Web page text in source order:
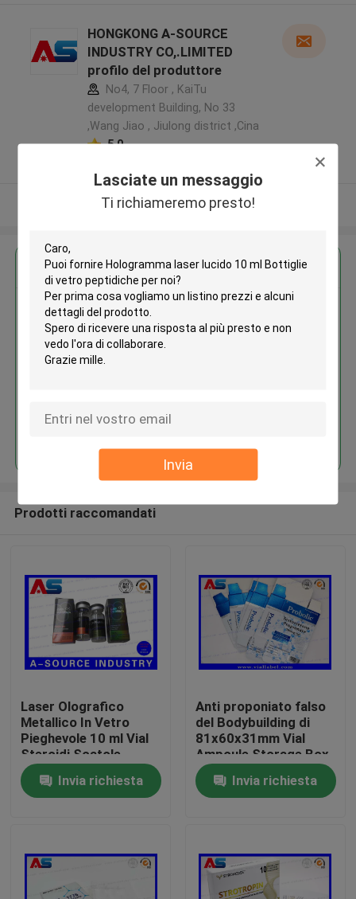
Lasciate un messaggio
Ti richiameremo presto!
Invia
Casa
Circa noi
HONGKONG A-SOURCE
INDUSTRY CO,.LIMITED
profilo del produttore
No4, 7 Floor , KaiTu
development Building, No 33
,Wang Jiao , Jiulong district ,Cina
5.0
Osservi più
Ottieni il miglior prezzo per
Hologramma laser lucido 10 ml
Bottiglie di vetro peptidiche
Prodotti raccomandati
Laser Olografico
Metallico In Vetro
Pieghevole 10 ml Vial
Steroidi Scatole
Imballaggio Scatole
Farmaceutiche
Etichetta
Invia richiesta
Anti proponiato falso
del Bodybuilding di
81x60x31mm Vial
Ampoule Storage Box
For 1ml
Invia richiesta